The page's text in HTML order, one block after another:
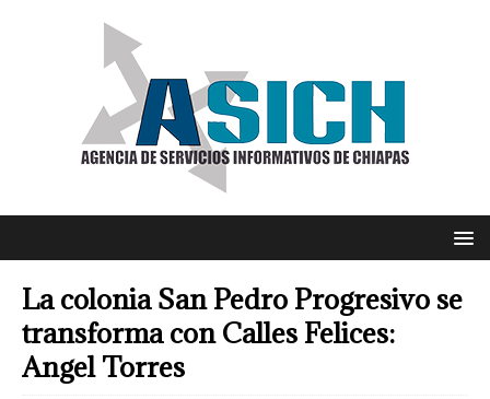
La colonia San Pedro Progresivo se
transforma con Calles Felices:
Angel Torres